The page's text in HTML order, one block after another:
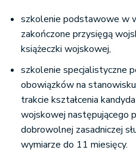
szkolenie podstawowe w
zakończone przysięgą
książeczki wojskowej,
szkolenie specjalistyczne
obowiązków na
trakcie kształcenia
wojskowej następującego
dobrowolnej zasadniczej
wymiarze do 11 miesięcy.